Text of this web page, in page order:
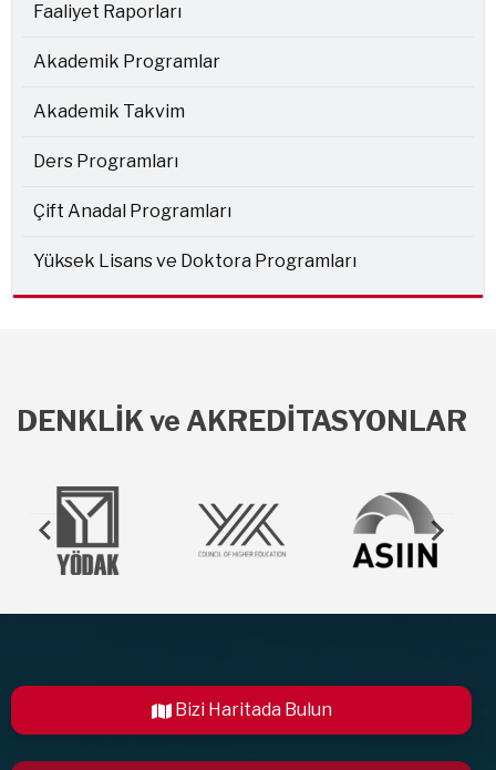
Faaliyet Raporları
Akademik Programlar
Akademik Takvim
Ders Programları
Çift Anadal Programları
Yüksek Lisans ve Doktora Programları
DENKLİK ve AKREDİTASYONLAR
Bizi Haritada Bulun